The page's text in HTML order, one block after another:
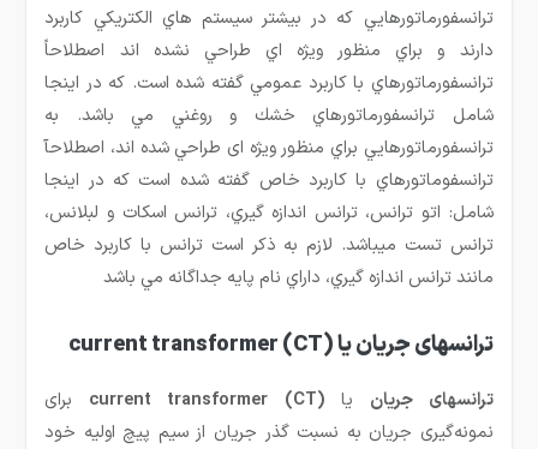
ترانسفورماتورهايي كه در بيشتر سيستم هاي الكتريكي كاربرد
دارند و براي منظور ويژه اي طراحي نشده اند اصطلاحاً
ترانسفورماتورهاي با كاربرد عمومي گفته شده است. كه در اينجا
شامل ترانسفورماتورهاي خشك و روغني مي باشد. به
ترانسفورماتورهايي براي منظور ویژه ای طراحي شده اند، اصطلاحآ
ترانسفوماتورهاي با كاربرد خاص گفته شده است كه در اينجا
شامل: اتو ترانس، ترانس اندازه گيري، ترانس اسكات و لبلانس،
ترانس تست ميباشد. لازم به ذكر است ترانس با كاربرد خاص
مانند ترانس اندازه گيري، داراي نام پايه جداگانه مي باشد
ترانسهای جریانیا(current transformer (CT
ترانسهای جریان یا(current transformer (CT
برای
نمونه‌گیری جریان به نسبت گذر جریان از سیم پیچ اولیه خود